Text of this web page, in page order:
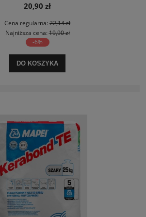
20,90 zł
Cena regularna: 22,14 zł
Najniższa cena:19,90 zł
-6%
DO KOSZYKA